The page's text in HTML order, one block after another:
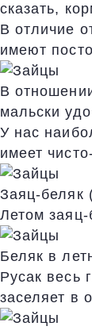
сказать,
В отличие
имеют
В
мальски
У нас
имеет
Заяц-беляк
Летом
Беляк в
Русак весь
заселяет в